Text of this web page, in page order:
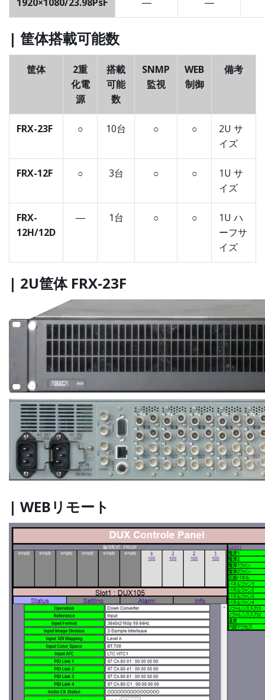
| 筐体搭載可能数
筐体
2重
化電
源
搭載
可能
数
SNMP
監視
WEB
制御
備考
FRX-23F ○ 10台 ○ ○
2U サ
イズ
FRX-12F ○ 3台 ○ ○
1U サ
イズ
FRX-
12H/12D
― 1台 ○ ○
1U ハ
ーフサ
イズ
| 2U筐体 FRX-23F
| WEBリモート